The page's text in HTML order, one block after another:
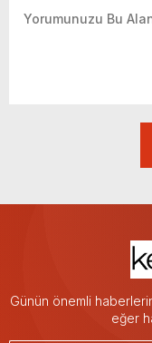
Günün önemli
eğer